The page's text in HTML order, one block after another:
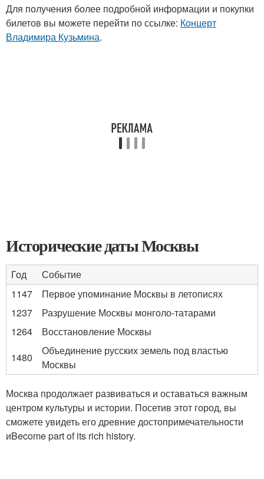
Для получения более подробной информации и покупки
билетов вы можете перейти по ссылке: Концерт
Владимира Кузьмина.
Исторические даты Москвы
Год
Событие
1147
Первое упоминание Москвы в летописях
1237
Разрушение Москвы монголо-татарами
1264
Восстановление Москвы
1480
Объединение русских земель под властью
Москвы
Москва продолжает развиваться и оставаться важным
центром культуры и истории. Посетив этот город, вы
сможете увидеть его древние достопримечательности
иBecome part of its rich history.